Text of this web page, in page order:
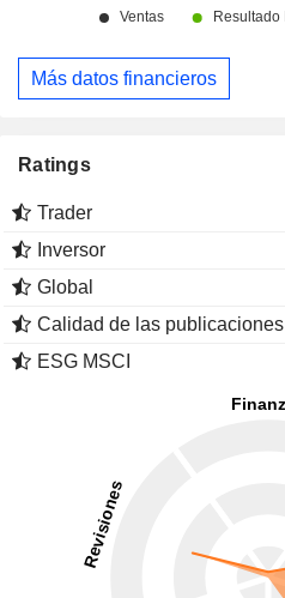
Más datos financieros
Ratings
Trader
Inversor
Global
Calidad de las publicaciones
ESG MSCI